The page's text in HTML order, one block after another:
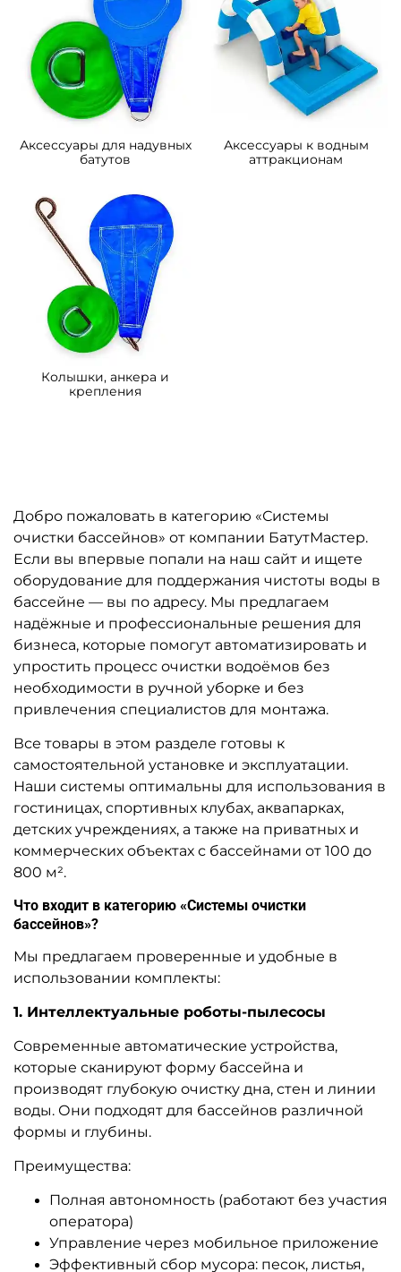
Аксессуары для надувных
батутов
Аксессуары к водным
аттракционам
Колышки, анкера и
крепления
Добро пожаловать в категорию «Системы
очистки бассейнов» от компании БатутМастер.
Если вы впервые попали на наш сайт и ищете
оборудование для поддержания чистоты воды в
бассейне — вы по адресу. Мы предлагаем
надёжные и профессиональные решения для
бизнеса, которые помогут автоматизировать и
упростить процесс очистки водоёмов без
необходимости в ручной уборке и без
привлечения специалистов для монтажа.
Все товары в этом разделе готовы к
самостоятельной установке и эксплуатации.
Наши системы оптимальны для использования в
гостиницах, спортивных клубах, аквапарках,
детских учреждениях, а также на приватных и
коммерческих объектах с бассейнами от 100 до
800 м².
Что входит в категорию «Системы очистки
бассейнов»?
Мы предлагаем проверенные и удобные в
использовании комплекты:
1. Интеллектуальные роботы-пылесосы
Современные автоматические устройства,
которые сканируют форму бассейна и
производят глубокую очистку дна, стен и линии
воды. Они подходят для бассейнов различной
формы и глубины.
Преимущества:
Полная автономность (работают без участия
оператора)
Управление через мобильное приложение
Эффективный сбор мусора: песок, листья,